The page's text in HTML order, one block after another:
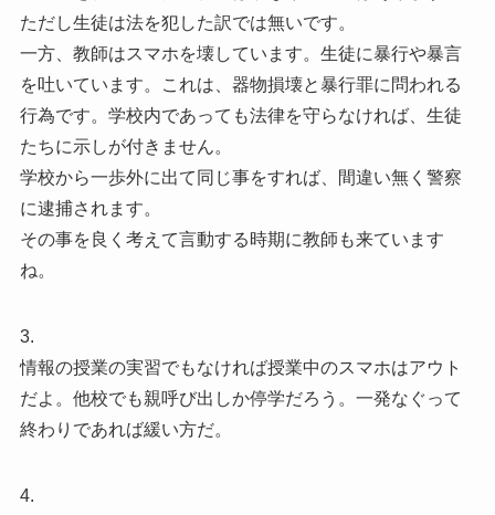
ただし生徒は法を犯した訳では無いです。
一方、教師はスマホを壊しています。生徒に暴行や暴言
を吐いています。これは、器物損壊と暴行罪に問われる
行為です。学校内であっても法律を守らなければ、生徒
たちに示しが付きません。
学校から一歩外に出て同じ事をすれば、間違い無く警察
に逮捕されます。
その事を良く考えて言動する時期に教師も来ています
ね。
3.
情報の授業の実習でもなければ授業中のスマホはアウト
だよ。他校でも親呼び出しか停学だろう。一発なぐって
終わりであれば緩い方だ。
4.